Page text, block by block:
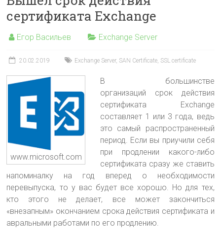
сертификата Exchange
Егор Васильев Exchange Server
20.02.2019 Exchange Server, SAN Certificate, SSL certificate
www.microsoft.com
В большинстве
организаций срок действия
сертификата Exchange
составляет 1 или 3 года, ведь
это самый распространенный
период. Если вы приучили себя
при продлении какого-либо
сертификата сразу же ставить
напоминалку на год вперед о необходимости
перевыпуска, то у вас будет все хорошо. Но для тех,
кто этого не делает, все может закончиться
«внезапным» окончанием срока действия сертификата и
авральными работами по его продлению.